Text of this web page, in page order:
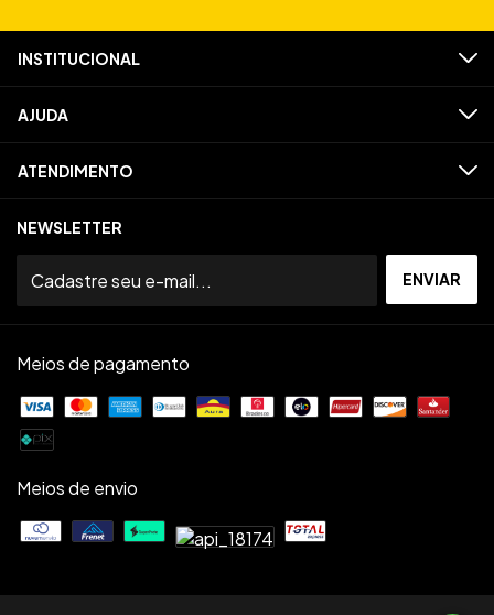
INSTITUCIONAL
AJUDA
ATENDIMENTO
NEWSLETTER
Meios de pagamento
Meios de envio